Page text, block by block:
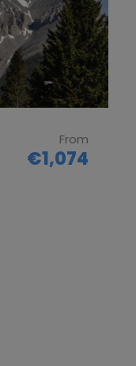
From
€1,074